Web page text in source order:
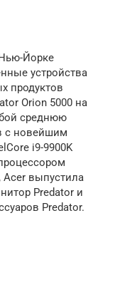
Йорке
устройства
продуктов
Orion 5000 на
среднюю
с новейшим
i9-9900K
Acer выпустила
Predator и
Predator.